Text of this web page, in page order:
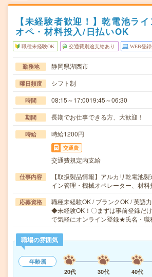
【未経験者歓迎！】乾電池ラ
オペ・材料投入/日払いOK
職種未経験OK 交通費別途支給あり WEB登
勤務地 静岡県湖西市
曜日頻度 シフト制
時間 08:15～17:0019:45～06:30
期間 長期でお仕事できる方、大歓迎！
時給 時給1200円
交通費
交通費規定内支給
仕事内容
【取扱製品情報】アルカリ乾電池
イン管理・機械オペレーター、材
応募資格
職種未経験OK / ブランクOK / 英語
◆未経験OK！〇まずは事前登録だ
で気軽にオンライン登録★氏名・
職場の雰囲気
年齢層
20代
30代 40代